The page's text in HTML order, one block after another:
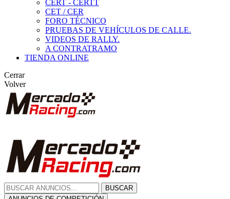
CERT - CERTT
CET / CER
FORO TÉCNICO
PRUEBAS DE VEHÍCULOS DE CALLE.
VIDEOS DE RALLY.
A CONTRATRAMO
TIENDA ONLINE
Cerrar
Volver
BUSCAR
ANUNCIOS DE COMPETICIÓN